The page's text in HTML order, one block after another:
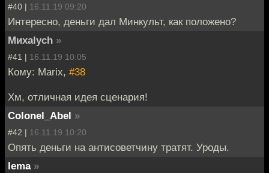
#40 | 16.11.19 09:20
Интересно, деньги дал Минкульт, как положено?
Миxalych »
#41 | 16.11.19 10:05
Кому: Marix, #38
Хм, отличная идея сценария!
Colonel_Abel »
#42 | 16.11.19 10:20
Опять деньги на антисоветчину тратят. Уроды.
lema »